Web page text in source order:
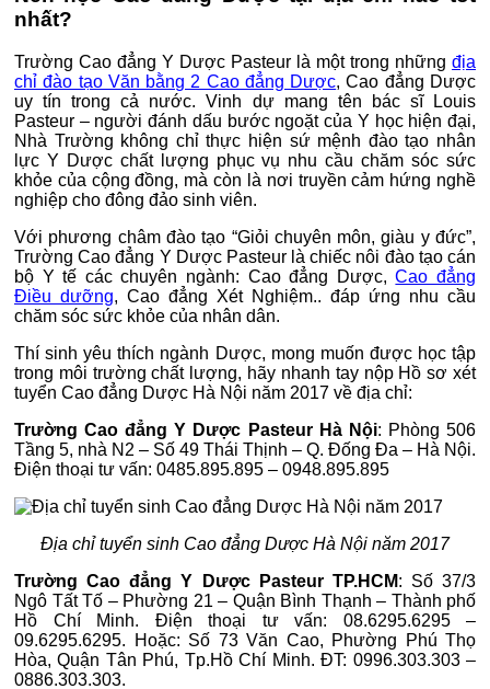
nhất?
Trường Cao đẳng Y Dược Pasteur là một trong những địa
chỉ đào tạo Văn bằng 2 Cao đẳng Dược, Cao đẳng Dược
uy tín trong cả nước. Vinh dự mang tên bác sĩ Louis
Pasteur – người đánh dấu bước ngoặt của Y học hiện đại,
Nhà Trường không chỉ thực hiện sứ mệnh đào tạo nhân
lực Y Dược chất lượng phục vụ nhu cầu chăm sóc sức
khỏe của cộng đồng, mà còn là nơi truyền cảm hứng nghề
nghiệp cho đông đảo sinh viên.
Với phương châm đào tạo “Giỏi chuyên môn, giàu y đức”,
Trường Cao đẳng Y Dược Pasteur là chiếc nôi đào tạo cán
bộ Y tế các chuyên ngành: Cao đẳng Dược,Cao đẳng
Điều dưỡng, Cao đẳng Xét Nghiệm.. đáp ứng nhu cầu
chăm sóc sức khỏe của nhân dân.
Thí sinh yêu thích ngành Dược, mong muốn được học tập
trong môi trường chất lượng, hãy nhanh tay nộp Hồ sơ xét
tuyển Cao đẳng Dược Hà Nội năm 2017 về địa chỉ:
Trường Cao đẳng Y Dược Pasteur Hà Nội: Phòng 506
Tầng 5, nhà N2 – Số 49 Thái Thịnh – Q. Đống Đa – Hà Nội.
Điện thoại tư vấn: 0485.895.895 – 0948.895.895
Địa chỉ tuyển sinh Cao đẳng Dược Hà Nội năm 2017
Trường Cao đẳng Y Dược Pasteur TP.HCM: Số 37/3
Ngô Tất Tố – Phường 21 – Quận Bình Thạnh – Thành phố
Hồ Chí Minh. Điện thoại tư vấn: 08.6295.6295 –
09.6295.6295. Hoặc: Số 73 Văn Cao, Phường Phú Thọ
Hòa, Quận Tân Phú, Tp.Hồ Chí Minh. ĐT: 0996.303.303 –
0886.303.303.